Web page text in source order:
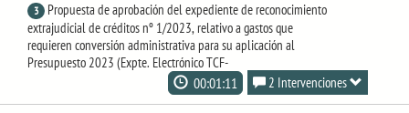
3
Propuesta de aprobación del expediente de reconocimiento
extrajudicial de créditos nº 1/2023, relativo a gastos que
requieren conversión administrativa para su aplicación al
Presupuesto 2023 (Expte. Electrónico TCF-
00:01:11 2 Intervenciones